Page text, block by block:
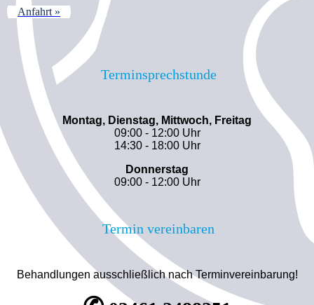
Anfahrt »
Terminsprechstunde
Montag, Dienstag, Mittwoch, Freitag
09:00 - 12:00 Uhr
14:30 - 18:00 Uhr
Donnerstag
09:00 - 12:00 Uhr
Termin vereinbaren
Behandlungen ausschließlich nach Terminvereinbarung!